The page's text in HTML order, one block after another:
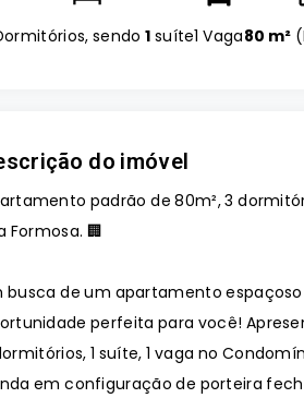
sendo1 suíte1 Vaga80 m² (
do imóvel
padrão de 80m², 3
Formosa. 🏢
busca de um apartamento
perfeita para você!
1 suíte, 1 vaga no
em configuração de porteira